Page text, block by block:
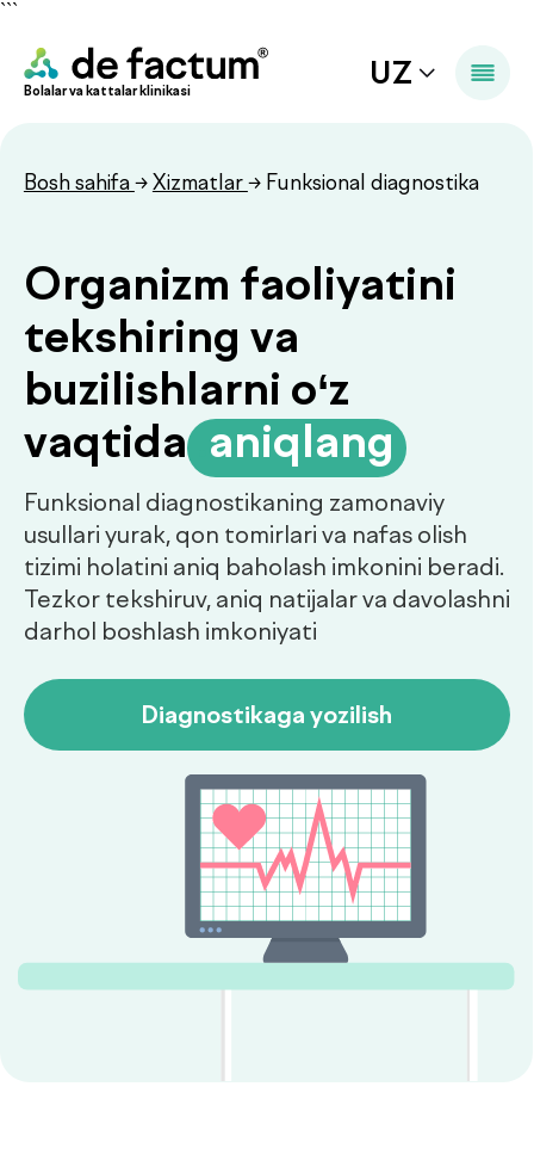
```
Bolalar va kattalar klinikasi
Dush–Juma: 08:00–18:00, Shanba: 08:00–16:00
Funksional diagnostikaning zamonaviy
usullari yurak, qon tomirlari va nafas olish
tizimi holatini aniq baholash imkonini beradi.
Tezkor tekshiruv, aniq natijalar va davolashni
darhol boshlash imkoniyati
tekshiring va
buzilishlarni o‘z
vaqtida. aniqlang
Diagnostikaga yozilish